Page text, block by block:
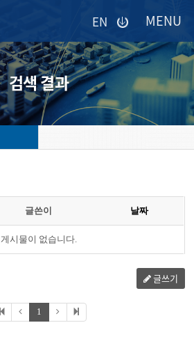
입력하시면
답변
등록
답변이
전송됩니다.
EN
검색 결과
글쓴이 날짜
게시물이 없습니다.
글쓰기
1